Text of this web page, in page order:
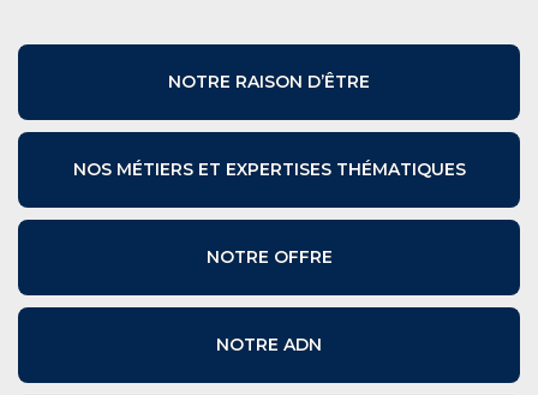
NOTRE RAISON D’ÊTRE
NOS MÉTIERS ET EXPERTISES THÉMATIQUES
NOTRE OFFRE
NOTRE ADN